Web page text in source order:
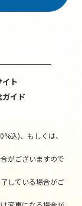
ト
イド
込)、もしくは、
がございますので
している場合がご